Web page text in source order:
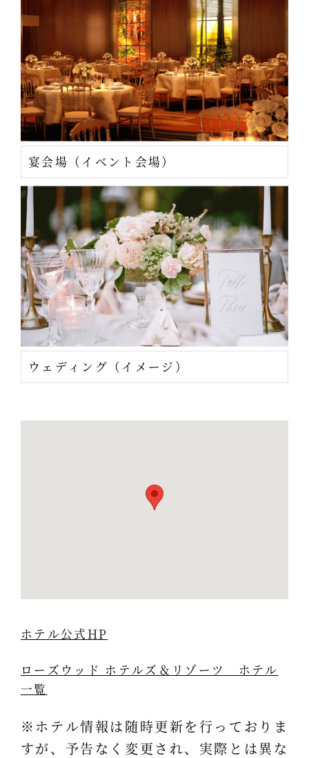
宴会場（イベント会場）
ウェディング（イメージ）
ホテル公式HP
ローズウッド ホテルズ＆リゾーツ ホテル
一覧
※ホテル情報は随時更新を行っておりま
すが、予告なく変更され、実際とは異な